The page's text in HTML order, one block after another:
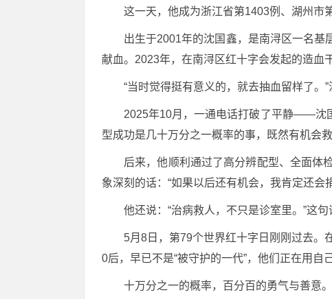
这一天，他成为浙江省第1403例、湖州市
出生于2001年的沈国鑫，是南浔区一名
献血。2023年，在南浔区红十字会发起的造血
“当时觉得挺有意义的，就去抽血留样了。
2025年10月，一通电话打破了平静——沈
型成功是几十万分之一概率的事，既然有机会
后来，他顺利通过了高分辨配型、全面体
象深刻的话：“如果以后还有机会，我肯定还会
他还说：“治病救人，不只是诊室里。”这
5月8日，第79个世界红十字日刚刚过去。
0后，早已不是“被守护的一代”，他们正在用自
十万分之一的概率，百分百的勇气与善意